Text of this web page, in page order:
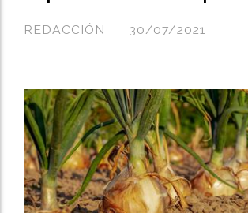
REDACCIÓN 30/07/2021